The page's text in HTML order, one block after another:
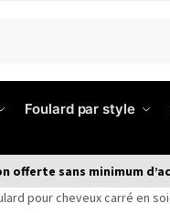
Foulard par style
offerte sans minimum
pour cheveux carré en